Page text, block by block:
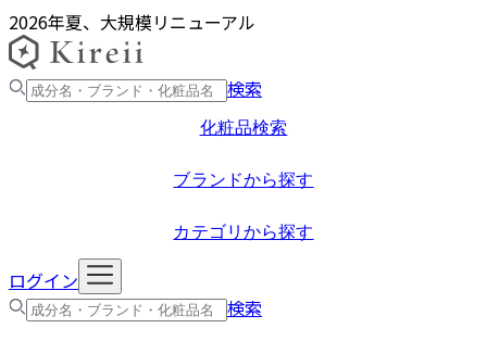
2026年夏、大規模リニューアル
検索
化粧品検索
ブランドから探す
カテゴリから探す
ログイン
検索